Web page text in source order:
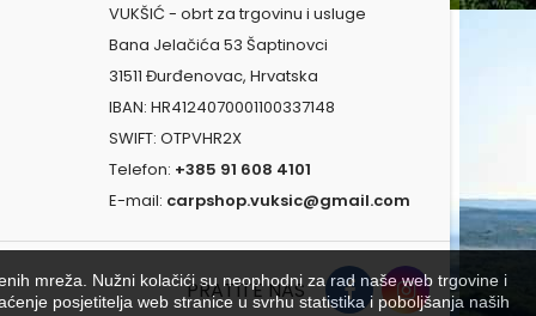
VUKŠIĆ - obrt za trgovinu i usluge
Bana Jelačića 53 Šaptinovci
31511 Đurđenovac, Hrvatska
IBAN: HR4124070001100337148
SWIFT: OTPVHR2X
Telefon: +385 91 608 4101
E-mail: carpshop.vuksic@gmail.com
mreža. Nužni kolačići su neophodni za rad naše web trgovine i
posjetitelja web stranice u svrhu statistika i poboljšanja naših
PRATITE NAS